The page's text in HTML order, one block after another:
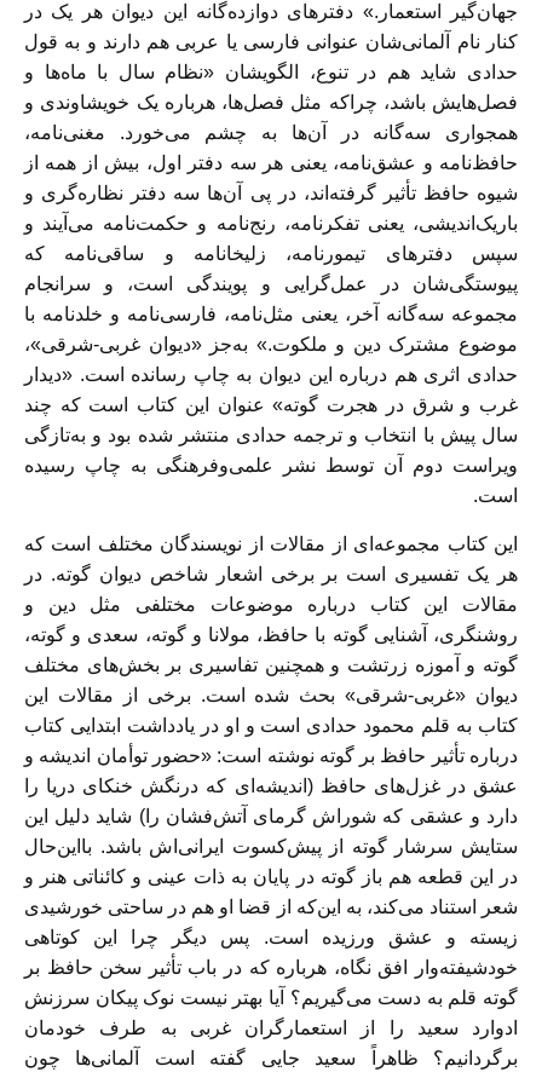
جهان‌گیر استعمار.» دفترهای دوازده‌گانه این دیوان هر یک در
کنار نام آلمانی‌شان عنوانی فارسی یا عربی هم دارند و به قول
حدادی شاید هم در تنوع، الگویشان «نظام سال با ماه‌ها و
فصل‌هایش باشد، چراکه مثل فصل‌ها، هرباره یک خویشاوندی و
همجواری سه‌گانه در آن‌‌ها به‌ چشم می‌خورد. مغنی‌نامه،
حافظ‌نامه و عشق‌نامه، یعنی هر سه دفتر اول، بیش از همه از
شیوه حافظ تأثیر گرفته‌اند، در پی آن‌ها سه دفتر نظاره‌گری و
باریک‌اندیشی، یعنی تفکرنامه، رنج‌نامه و حکمت‌نامه می‌آیند و
سپس دفترهای تیمورنامه، زلیخانامه و ساقی‌نامه که
پیوستگی‌شان در عمل‌گرایی و پویندگی است، و سرانجام
مجموعه سه‌گانه آخر، یعنی مثل‌نامه،‌ فارسی‌نامه و خلدنامه با
موضوع مشترک دین و ملکوت.» به‌جز «دیوان غربی-شرقی»،
حدادی اثری هم درباره این دیوان به‌ چاپ رسانده است. «دیدار
غرب و شرق در هجرت گوته» عنوان این کتاب است که چند
سال پیش با انتخاب و ترجمه حدادی منتشر شده بود و به‌تازگی
ویراست دوم آن توسط نشر علمی‌وفرهنگی به ‌چاپ رسیده
است.
این کتاب مجموعه‌ای از مقالات از نویسندگان مختلف است که
هر یک تفسیری است بر برخی اشعار شاخص دیوان گوته. در
مقالات این کتاب درباره موضوعات مختلفی مثل دین و
روشنگری، آشنایی گوته با حافظ، مولانا و گوته، سعدی و گوته،
گوته و آموزه زرتشت و همچنین تفاسیری بر بخش‌های مختلف
دیوان «غربی-شرقی» بحث شده است. برخی از مقالات این
کتاب به قلم محمود حدادی است و او در یادداشت ابتدایی کتاب
درباره تأثیر حافظ بر گوته نوشته است: «حضور توأمان اندیشه و
عشق در غزل‌های حافظ (اندیشه‌ای که درنگش خنکای دریا را
دارد و عشقی که شوراش گرمای آتش‌فشان را) شاید دلیل این
ستایش سرشار گوته از پیش‌کسوت ایرانی‌اش باشد. بااین‌حال
در این قطعه هم باز گوته در پایان به ذات عینی و کائناتی هنر و
شعر استناد می‌کند، به این‌که از قضا او هم در ساحتی خورشیدی
زیسته و عشق ورزیده است. پس دیگر چرا این کوتاهی
خودشیفته‌وار افق نگاه، هرباره که در باب تأثیر سخن حافظ بر
گوته قلم به دست می‌گیریم؟ آیا بهتر نیست نوک پیکان سرزنش
ادوارد سعید را از استعمارگران غربی به طرف خودمان
برگردانیم؟ ظاهراً سعید جایی گفته است آلمانی‌ها چون